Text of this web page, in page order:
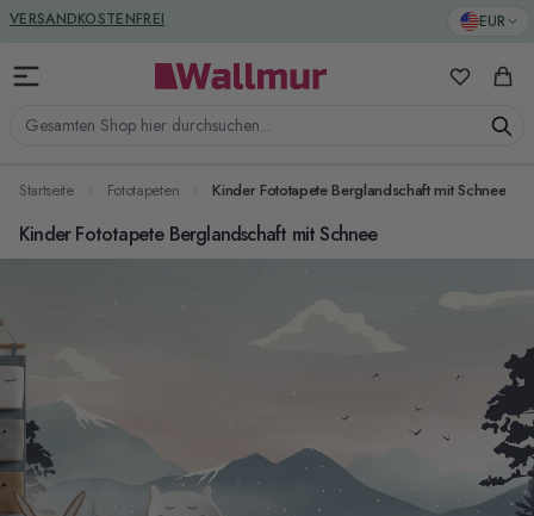
Zum Inhalt springen EUR
Gesamten Shop hier durchsuchen...
Meine
VERSANDKOSTENFREI
GREENGUARD ZERTIFIZIERT
Startseite Fototapeten Kinder Fototapete Berglandschaft mit Schnee
Kinder Fototapete Berglandschaft mit Schnee